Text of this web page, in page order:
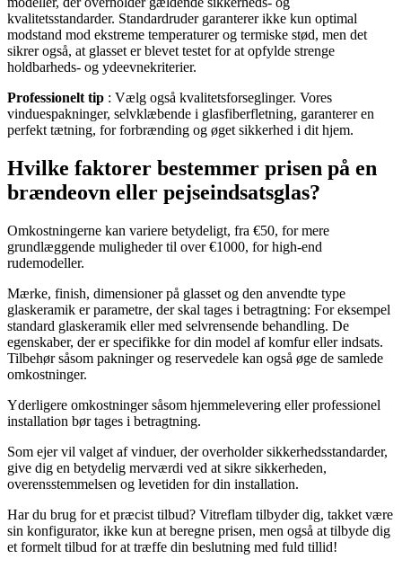
kvalitetsstandarder. Standardruder garanterer ikke kun optimal
modstand mod ekstreme temperaturer og termiske stød, men det
sikrer også, at glasset er blevet testet for at opfylde strenge
holdbarheds- og ydeevnekriterier.
Professionelt tip : Vælg også kvalitetsforseglinger. Vores
vinduespakninger, selvklæbende i glasfiberfletning, garanterer en
perfekt tætning, for forbrænding og øget sikkerhed i dit hjem.
Hvilke faktorer bestemmer prisen på en
brændeovn eller pejseindsatsglas?
Omkostningerne kan variere betydeligt, fra €50, for mere
grundlæggende muligheder til over €1000, for high-end
rudemodeller.
Mærke, finish, dimensioner på glasset og den anvendte type
glaskeramik er parametre, der skal tages i betragtning: For eksempel
standard glaskeramik eller med selvrensende behandling. De
egenskaber, der er specifikke for din model af komfur eller indsats.
Tilbehør såsom pakninger og reservedele kan også øge de samlede
omkostninger.
Yderligere omkostninger såsom hjemmelevering eller professionel
installation bør tages i betragtning.
Som ejer vil valget af vinduer, der overholder sikkerhedsstandarder,
give dig en betydelig merværdi ved at sikre sikkerheden,
overensstemmelsen og levetiden for din installation.
Har du brug for et præcist tilbud? Vitreflam tilbyder dig, takket være
sin konfigurator, ikke kun at beregne prisen, men også at tilbyde dig
et formelt tilbud for at træffe din beslutning med fuld tillid!